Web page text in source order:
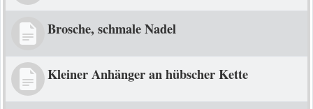
Brosche, schmale Nadel
Kleiner Anhänger an hübscher Kette